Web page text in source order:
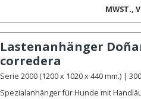
MWST.,
Lastenanhänger
corredera
Serie 2000 (1200 x 1020 x 440 mm.) |
Spezialanhänger für Hunde mit